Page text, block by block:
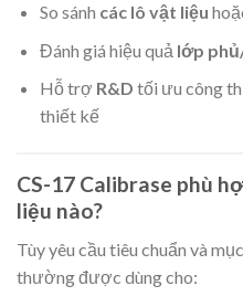
So sánh các lô vật liệu
Đánh giá hiệu quả lớp
Hỗ trợ R&D tối ưu công
thiết kế
CS-17 Calibrase phù
liệu nào?
Tùy yêu cầu tiêu chuẩn và
thường được dùng cho: